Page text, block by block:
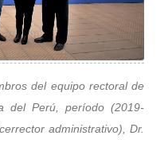
del equipo rectoral de
del Perú, período (2019-
administrativo), Dr.